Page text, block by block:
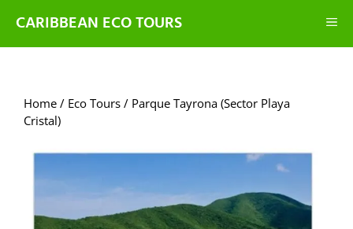
CARIBBEAN ECO TOURS
Home / Eco Tours / Parque Tayrona (Sector Playa
Cristal)